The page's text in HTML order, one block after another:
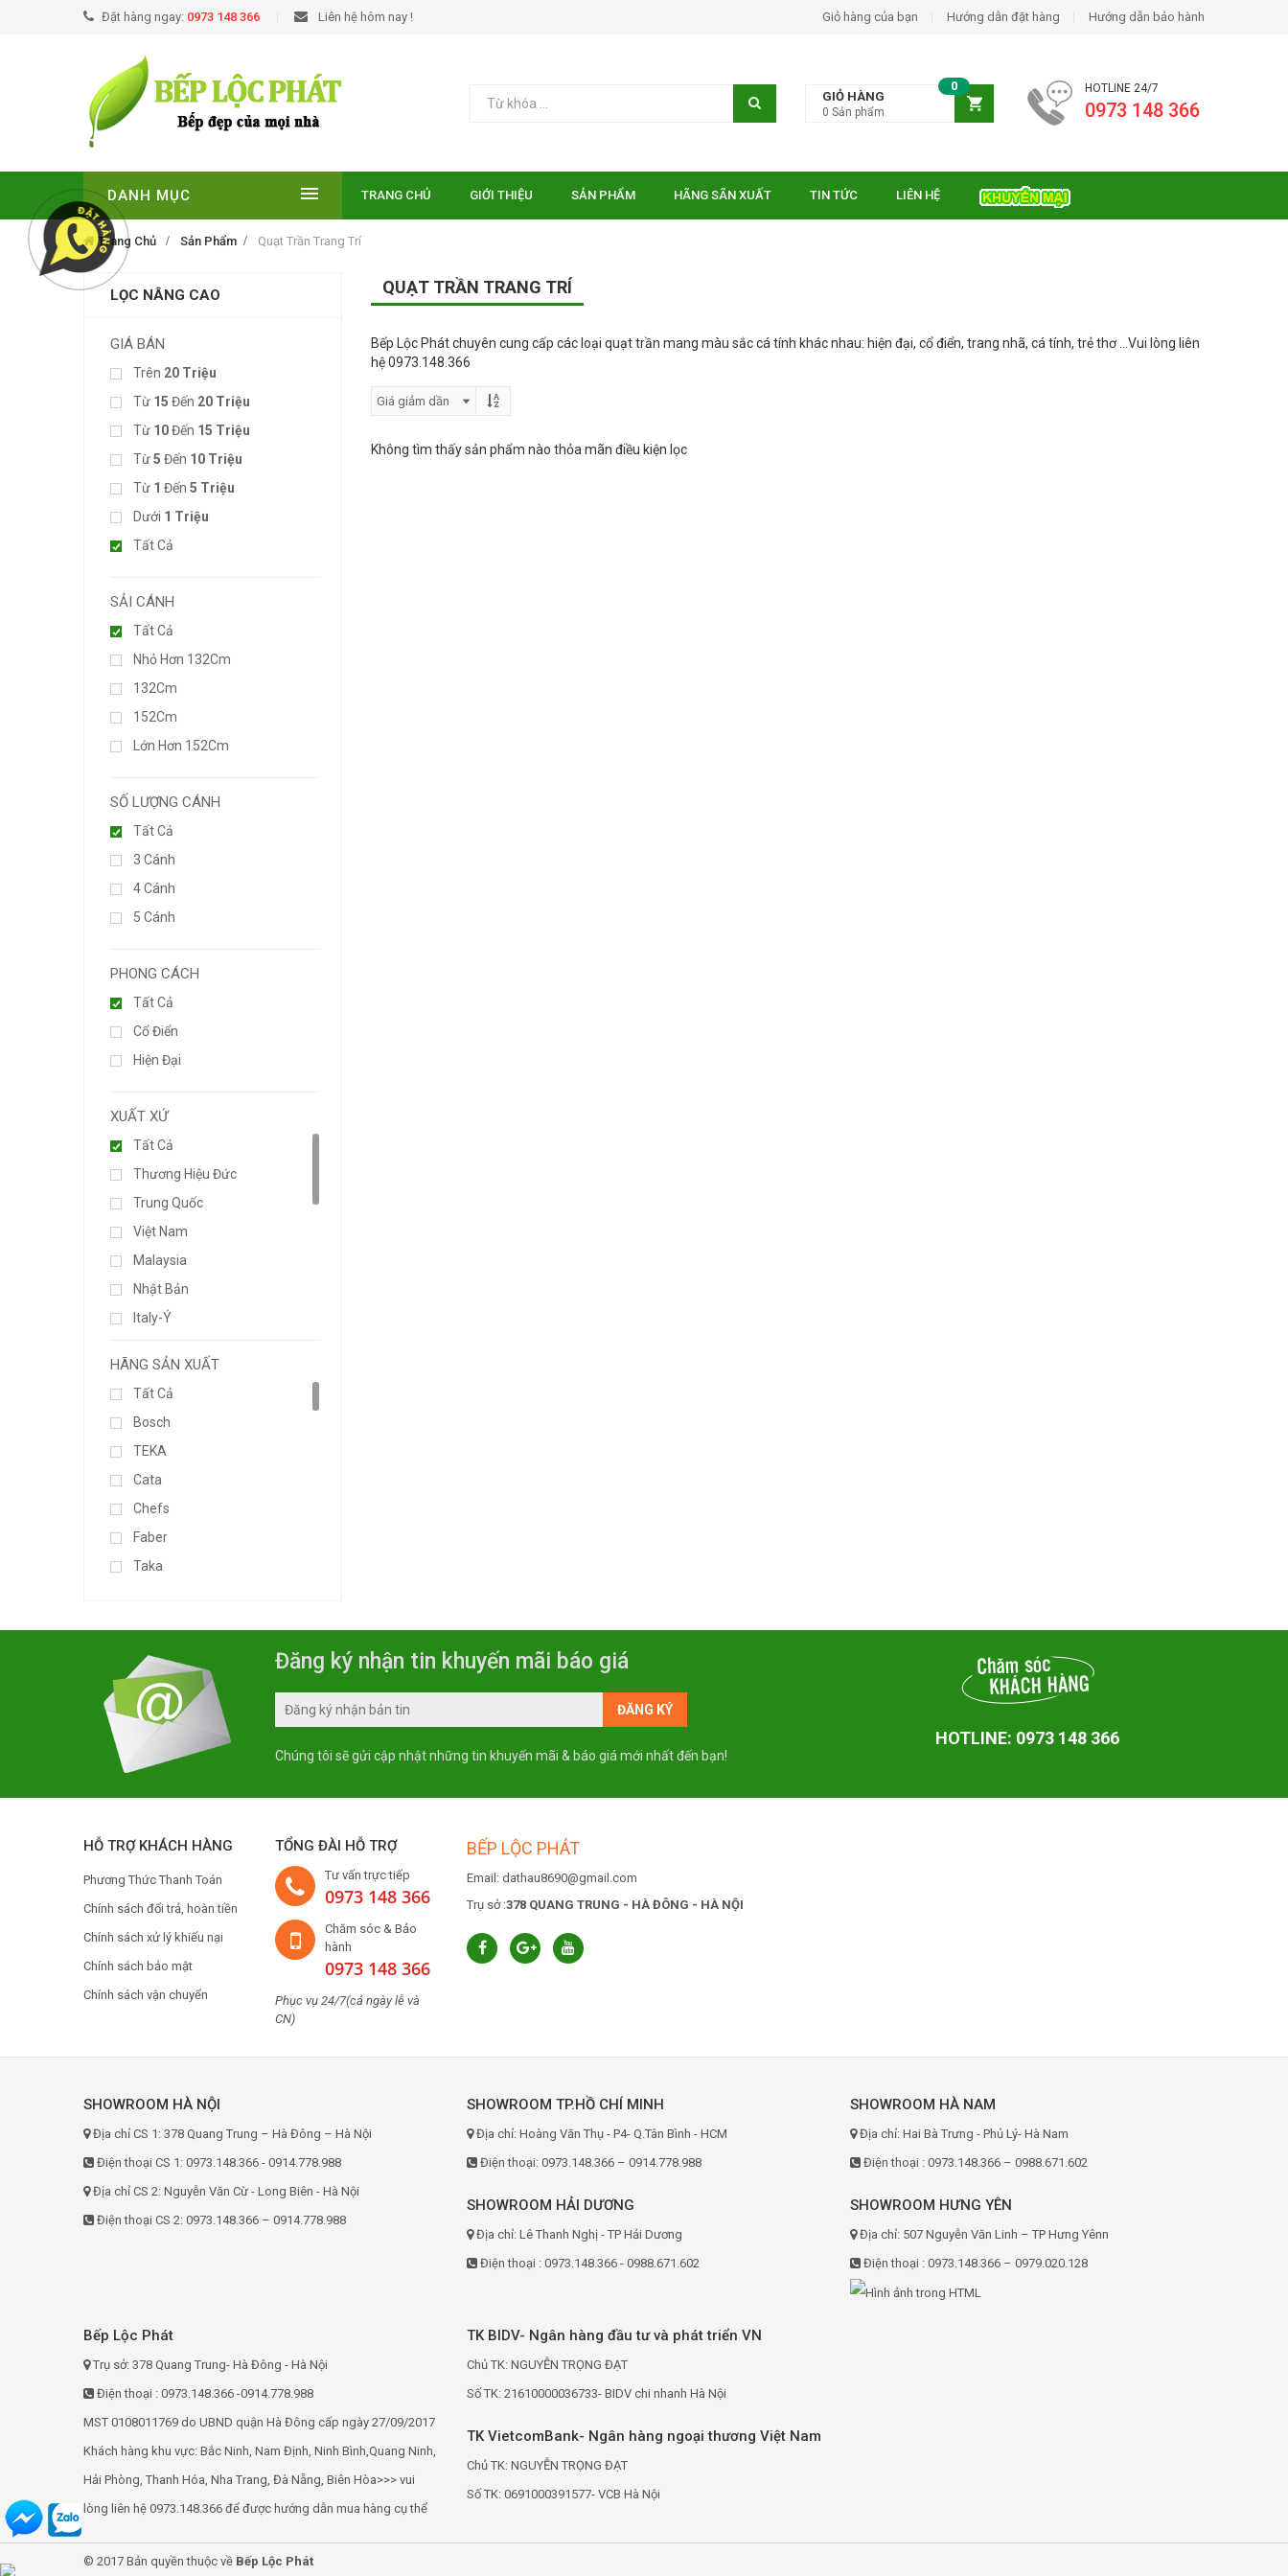
Đặt hàng ngay: 0973 148 366 Liên hệ hôm nay ! Giỏ hàng của bạn Hướng dẫn đặt hàng Hướng dẫn bảo hành
HOTLINE 24/7
0973 148 366
GIỎ HÀNG
0
0 Sản phẩm
DANH MỤC TRANG CHỦ GIỚI THIỆU SẢN PHẨM HÃNG SÃN XUẤT TIN TỨC LIÊN HỆ
Trang Chủ Sản Phẩm Quạt Trần Trang Trí
LỌC NÂNG CAO
GIÁ BÁN
Trên 20 Triệu
Từ 15 Đến 20 Triệu
Từ 10Đến 15 Triệu
Từ5 Đến 10 Triệu
Từ 1 Đến 5 Triệu
Dưới 1 Triệu
Tất Cả
SẢI CÁNH
Tất Cả
Nhỏ Hơn 132Cm
132Cm
152Cm
Lớn Hơn 152Cm
SỐ LƯỢNG CÁNH
Tất Cả
3 Cánh
4 Cánh
5 Cánh
PHONG CÁCH
Tất Cả
Cổ Điển
Hiện Đại
XUẤT XỨ
Tất Cả
Thương Hiệu Đức
Trung Quốc
Việt Nam
Malaysia
Nhật Bản
Italy-Ý
Chính Hãng
HÃNG SẢN XUẤT
Tất Cả
Bosch
TEKA
Cata
Chefs
Faber
Taka
Sunhouse
Arber
Malloca
Canzy
Siematic
Hafele
Abbaka
Latino
Giovani
FARO
Napoli
Kucy
Fotile
Malmo
Dmestik
Feuer
Pelly
Catino
Lorca
Uber
Fujioh
Fagor
Electrolux
Siemens
Takay
Essen
QUẠT TRẦN TRANG TRÍ
Bếp Lộc Phát chuyên cung cấp các loại quạt trần mang màu sắc cá tính khác nhau: hiện đại, cổ điển, trang nhã, cá tính, trẻ thơ …Vui lòng liên
hệ 0973.148.366
Không tìm thấy sản phẩm nào thỏa mãn điều kiện lọc
Đăng ký nhận tin khuyến mãi báo giá
Chúng tôi sẽ gửi cập nhật những tin khuyến mãi & báo giá mới nhất đến bạn!
HOTLINE: 0973 148 366
HỖ TRỢ KHÁCH HÀNG
Phương Thức Thanh Toán
Chính sách đổi trả, hoàn tiền
Chính sách xử lý khiếu nại
Chính sách bảo mật
Chính sách vận chuyển
TỔNG ĐÀI HỖ TRỢ
Tư vấn trực tiếp
0973 148 366
Chăm sóc & Bảo
hành
0973 148 366
Phục vụ 24/7(cả ngày lễ và
CN)
BẾP LỘC PHÁT
Email: dathau8690@gmail.com
Trụ sở :378 QUANG TRUNG - HÀ ĐÔNG - HÀ NỘI
SHOWROOM HÀ NỘI
Địa chỉ CS 1: 378 Quang Trung – Hà Đông – Hà Nội
Điện thoại CS 1: 0973.148.366 - 0914.778.988
Địa chỉ CS 2: Nguyễn Văn Cừ - Long Biên - Hà Nội
Điện thoại CS 2: 0973.148.366 – 0914.778.988
SHOWROOM TP.HỒ CHÍ MINH
Địa chỉ: Hoàng Văn Thụ - P4- Q.Tân Bình - HCM
Điện thoại: 0973.148.366 – 0914.778.988
SHOWROOM HÀ NAM
Địa chỉ: Hai Bà Trưng - Phủ Lý- Hà Nam
Điện thoại : 0973.148.366 – 0988.671.602
SHOWROOM HẢI DƯƠNG
Địa chỉ: Lê Thanh Nghị - TP Hải Dương
Điện thoại : 0973.148.366 - 0988.671.602
SHOWROOM HƯNG YÊN
Địa chỉ: 507 Nguyễn Văn Linh – TP Hưng Yênn
Điện thoại : 0973.148.366 – 0979.020.128
Bếp Lộc Phát
Trụ sở: 378 Quang Trung- Hà Đông - Hà Nội
Điện thoại : 0973.148.366 -0914.778.988
MST 0108011769 do UBND quận Hà Đông cấp ngày 27/09/2017
Khách hàng khu vực: Bắc Ninh, Nam Định, Ninh Bình,Quang Ninh,
Hải Phòng, Thanh Hóa, Nha Trang, Đà Nẵng, Biên Hòa>>> vui
lòng liên hệ 0973.148.366 để được hướng dẫn mua hàng cụ thể
TK BIDV- Ngân hàng đầu tư và phát triển VN
Chủ TK: NGUYỄN TRỌNG ĐẠT
Số TK: 21610000036733- BIDV chi nhanh Hà Nội
TK VietcomBank- Ngân hàng ngoại thương Việt Nam
Chủ TK: NGUYỄN TRỌNG ĐẠT
Số TK: 0691000391577- VCB Hà Nội
© 2017 Bản quyền thuộc về Bếp Lộc Phát